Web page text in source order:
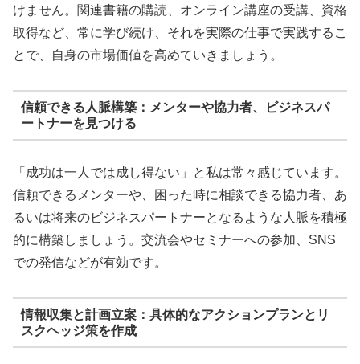
けません。関連書籍の購読、オンライン講座の受講、資格
取得など、常に学び続け、それを実際の仕事で実践するこ
とで、自身の市場価値を高めていきましょう。
信頼できる人脈構築：メンターや協力者、ビジネスパ
ートナーを見つける
「成功は一人では成し得ない」と私は常々感じています。
信頼できるメンターや、困った時に相談できる協力者、あ
るいは将来のビジネスパートナーとなるような人脈を積極
的に構築しましょう。交流会やセミナーへの参加、SNS
での発信などが有効です。
情報収集と計画立案：具体的なアクションプランとリ
スクヘッジ策を作成